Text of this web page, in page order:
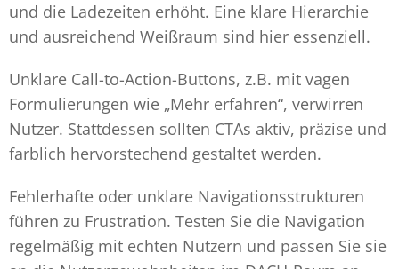
und die Ladezeiten erhöht. Eine klare Hierarchie
und ausreichend Weißraum sind hier essenziell.
Unklare Call-to-Action-Buttons, z.B. mit vagen
Formulierungen wie „Mehr erfahren“, verwirren
Nutzer. Stattdessen sollten CTAs aktiv, präzise und
farblich hervorstechend gestaltet werden.
Fehlerhafte oder unklare Navigationsstrukturen
führen zu Frustration. Testen Sie die Navigation
regelmäßig mit echten Nutzern und passen Sie sie